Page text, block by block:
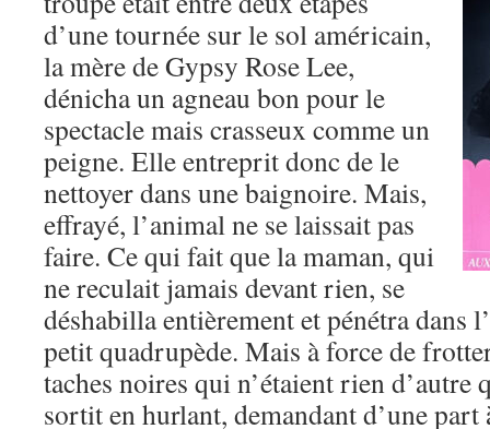
d’une tournée sur le sol américain,
la mère de Gypsy Rose Lee,
dénicha un agneau bon pour le
spectacle mais crasseux comme un
peigne. Elle entreprit donc de le
nettoyer dans une baignoire. Mais,
effrayé, l’animal ne se laissait pas
faire. Ce qui fait que la maman, qui
ne reculait jamais devant rien, se
déshabilla entièrement et pénétra dans
petit quadrupède. Mais à force de
taches noires qui n’étaient rien d’autre
sortit en hurlant, demandant d’une part